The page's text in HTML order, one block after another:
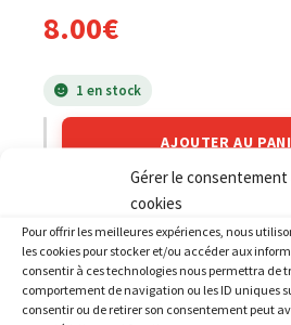
Gérer le consentement
cookies
Pour offrir les meilleures expériences, nous
les cookies pour stocker et/ou accéder aux
consentir à ces technologies nous permettra de
comportement de navigation ou les ID uniques
consentir ou de retirer son consentement peut
8.00€
1 en stock
AJOUTER AU